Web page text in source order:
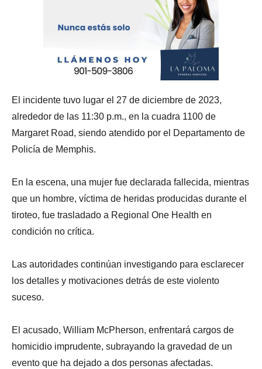
El incidente tuvo lugar el 27 de diciembre de 2023,
alrededor de las 11:30 p.m., en la cuadra 1100 de
Margaret Road, siendo atendido por el Departamento de
Policía de Memphis.
En la escena, una mujer fue declarada fallecida, mientras
que un hombre, víctima de heridas producidas durante el
tiroteo, fue trasladado a Regional One Health en
condición no crítica.
Las autoridades continúan investigando para esclarecer
los detalles y motivaciones detrás de este violento
suceso.
El acusado, William McPherson, enfrentará cargos de
homicidio imprudente, subrayando la gravedad de un
evento que ha dejado a dos personas afectadas.